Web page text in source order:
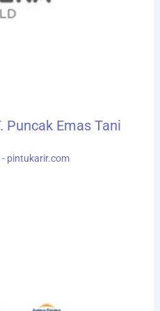
Puncak Emas Tani
- pintukarir.com